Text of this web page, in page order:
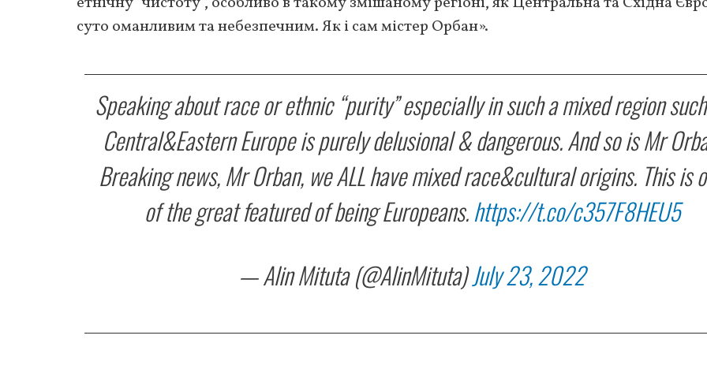
суто оманливим та небезпечним. Як і сам містер Орбан».
Speaking about race or ethnic “purity” especially in such a mixed region
Central&Eastern Europe is purely delusional & dangerous. And so is Mr
Breaking news, Mr Orban, we ALL have mixed race&cultural origins. This is
of the great featured of being Europeans.https://t.co/c357F8HEU5
— Alin Mituta (@AlinMituta)July 23, 2022